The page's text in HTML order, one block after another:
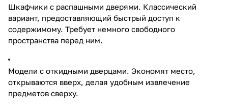
Шкафчики с распашными дверями. Классический
вариант, предоставляющий быстрый доступ к
содержимому. Требует немного свободного
пространства перед ним.
Модели с откидными дверцами. Экономят место,
открываются вверх, делая удобным извлечение
предметов сверху.